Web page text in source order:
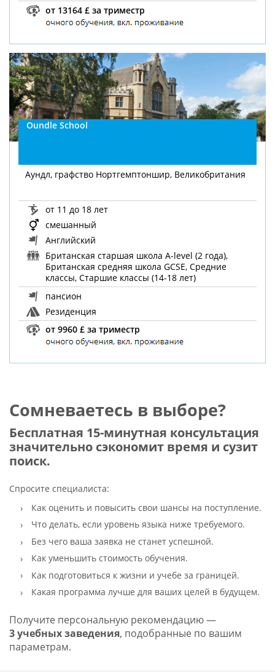
от 13164 £ за триместр
Oundle School
Аундл, графство Нортгемптоншир, Великобритания
от 11 до 18 лет
смешанный
Английский
Британская старшая школа A-level (2 года),
Британская средняя школа GCSE, Средние
классы, Старшие классы (14-18 лет)
пансион
Резиденция
от 9960 £ за триместр
Сомневаетесь в выборе?
Бесплатная 15-минутная консультация
значительно сэкономит время и сузит
поиск.
Спросите специалиста:
Как оценить и повысить свои шансы на поступление.
Что делать, если уровень языка ниже требуемого.
Без чего ваша заявка не станет успешной.
Как уменьшить стоимость обучения.
Как подготовиться к жизни и учебе за границей.
Какая программа лучше для ваших целей в будущем.
Получите персональную рекомендацию —
3 учебных заведения, подобранные по вашим
параметрам.